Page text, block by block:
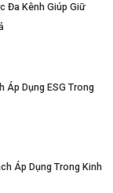
Đa Kênh Giúp Giữ
Áp Dụng ESG Trong
Áp Dụng Trong Kinh